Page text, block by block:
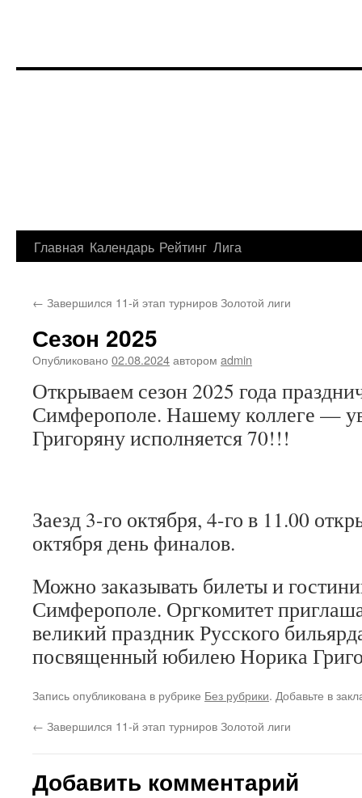
Перейти
содержимому
Главная Календарь Рейтинг Лига
← Завершился 11-й этап турниров Золотой лиги
Сезон 2025
Опубликовано 02.08.2024автором admin
Открываем сезон 2025 года
Симферополе. Нашему коллеге —
Григоряну исполняется 70!!!
Заезд 3-го октября, 4-го в 11.00
октября день финалов.
Можно заказывать билеты и
Симферополе. Оргкомитет
великий праздник Русского
посвященный юбилею Норика
Запись опубликована в рубрике Без рубрики. Добавьте в
← Завершился 11-й этап турниров Золотой лиги
Добавить комментарий